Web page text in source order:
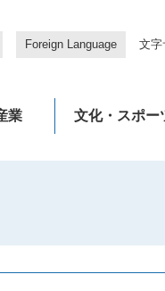
Foreign Language 文字
業 文化・スポー